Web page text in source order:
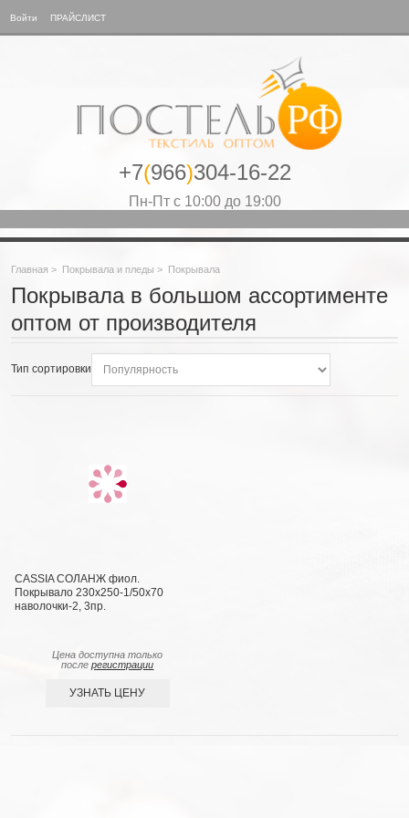
Войти ПРАЙСЛИСТ
+7(966)304-16-22
Пн-Пт с 10:00 до 19:00
Главная > Покрывала и пледы > Покрывала
Покрывала в большом ассортименте
оптом от производителя
Тип сортировки
CASSIA СОЛАНЖ фиол.
Покрывало 230x250-1/50х70
наволочки-2, 3пр.
Цена доступна только
послерегистрации
УЗНАТЬ ЦЕНУ